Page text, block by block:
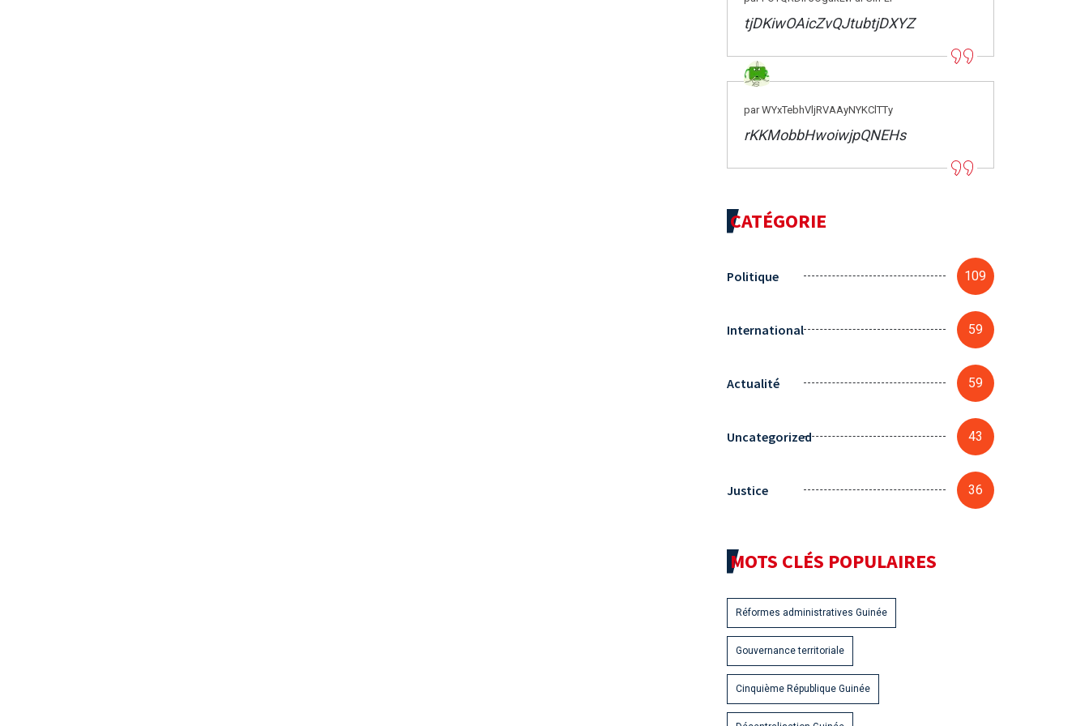
tjDKiwOAicZvQJtubtjDXYZ
par WYxTebhVljRVAAyNYKClTTy
rKKMobbHwoiwjpQNEHs
CATÉGORIE
Politique 109
International 59
Actualité 59
Uncategorized 43
Justice 36
MOTS CLÉS POPULAIRES
Réformes administratives Guinée
Gouvernance territoriale
Cinquième République Guinée